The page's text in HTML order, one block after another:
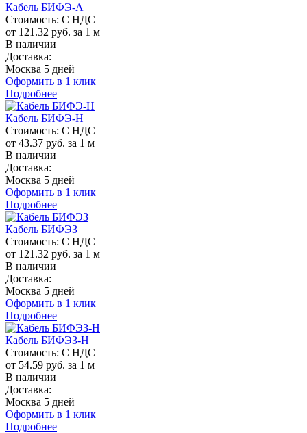
Кабель БИФЭ-А
Стоимость: С НДС
от 121.32 руб. за 1 м
В наличии
Доставка:
Москва 5 дней
Оформить в 1 клик
Подробнее
Кабель БИФЭ-Н
Стоимость: С НДС
от 43.37 руб. за 1 м
В наличии
Доставка:
Москва 5 дней
Оформить в 1 клик
Подробнее
Кабель БИФЭЗ
Стоимость: С НДС
от 121.32 руб. за 1 м
В наличии
Доставка:
Москва 5 дней
Оформить в 1 клик
Подробнее
Кабель БИФЭЗ-Н
Стоимость: С НДС
от 54.59 руб. за 1 м
В наличии
Доставка:
Москва 5 дней
Оформить в 1 клик
Подробнее